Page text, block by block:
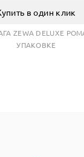
в один клик
ZEWA DELUXE
УПАКОВКЕ